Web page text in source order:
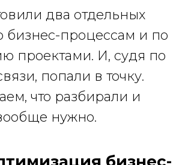
два отдельных
бизнес-процессам и по
проектами. И, судя по
попали в точку.
что разбирали и
нужно.